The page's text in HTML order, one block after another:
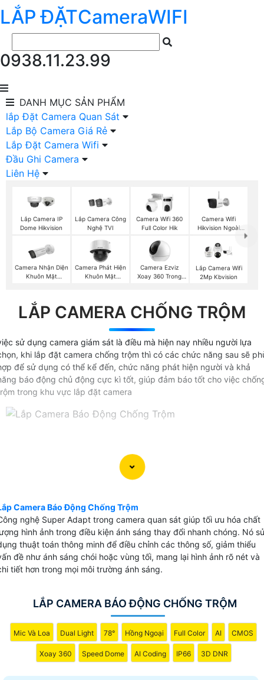
LẮP ĐẶTCameraWIFI
0938.11.23.99
DANH MỤC SẢN PHẨM
lắp Đặt Camera Quan Sát
Lắp Bộ Camera Giá Rẻ
Lắp Đặt Camera Wifi
Đầu Ghi Camera
Liên Hệ
Lắp Camera IP
Dome Hikvision
Lắp Camera Công
Nghệ TVI
Camera Wifi 360
Full Color Hik
Camera Wifi
Hikvision Ngoài
Camera Nhận Diện
Khuôn Mặt
Camera Phát Hiện
Khuôn Mặt
Camera Ezviz
Xoay 360 Trong
Lắp Camera Wifi
2Mp Kbvision
LẮP CAMERA CHỐNG TRỘM
sử dụng camera giám sát là điều mà hiện nay nhiều người lựa
khi lắp đặt camera chống trộm thì có các chức năng sau sẽ
để sử dụng có thể kể đến, chức năng phát hiện người và khả
báo động chủ động cực kì tốt, giúp đảm báo tốt cho việc
trong khu vực lắp đặt camera
Camera Báo Động Chống Trộm
nghệ Super Adapt trong camera quan sát giúp tối ưu hóa chất
hình ảnh trong điều kiện ánh sáng thay đổi nhanh chóng. Nó
thuật toán thông minh để điều chỉnh các thông số, giảm thiểu
đề như ánh sáng chói hoặc vùng tối, mang lại hình ảnh rõ nét và
tiết hơn trong mọi môi trường ánh sáng.
LẮP CAMERA BÁO ĐỘNG CHỐNG TRỘM
Mic Và Loa Dual Light 78° Hồng Ngoại Full Color AI CMOS
Xoay 360 Speed Dome AI Coding IP66 3D DNR